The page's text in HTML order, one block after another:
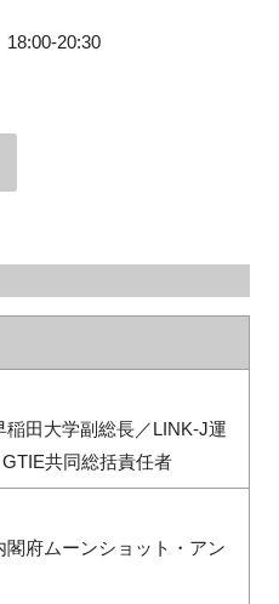
18:00-20:30
田大学副総長／LINK-J運
共同総括責任者
府ムーンショット・アン